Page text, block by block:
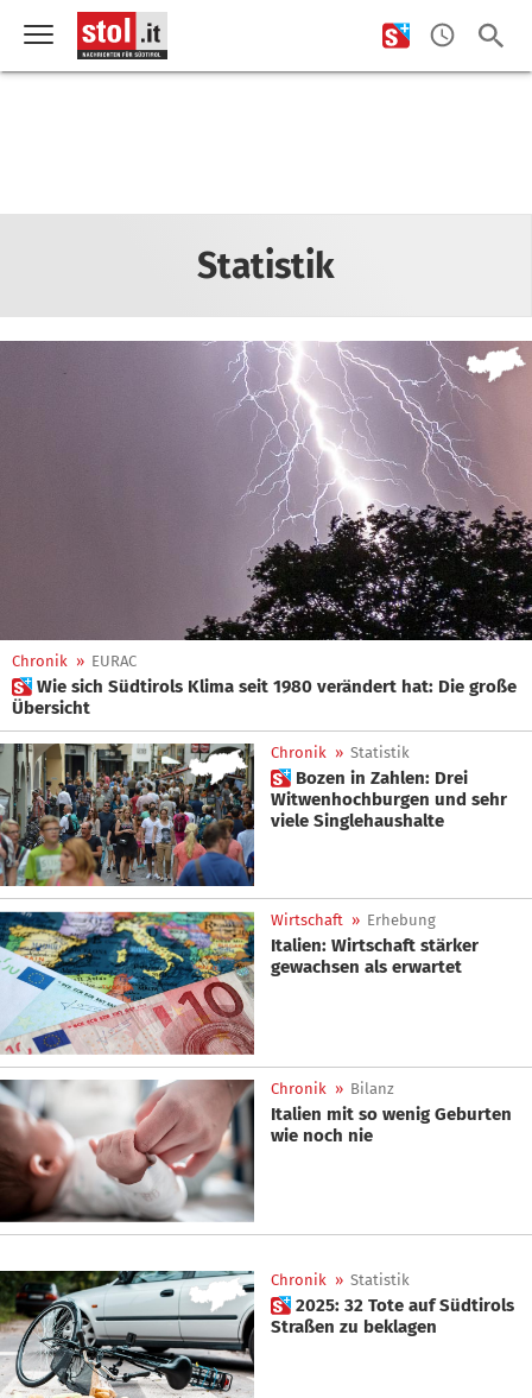
Statistik
Chronik » EURAC
 Wie sich Südtirols Klima seit 1980 verändert hat: Die große
Übersicht
Chronik » Statistik
 Bozen in Zahlen: Drei
Witwenhochburgen und sehr
viele Singlehaushalte
Wirtschaft » Erhebung
Italien: Wirtschaft stärker
gewachsen als erwartet
Chronik » Bilanz
Italien mit so wenig Geburten
wie noch nie
Chronik » Statistik
 2025: 32 Tote auf Südtirols
Straßen zu beklagen